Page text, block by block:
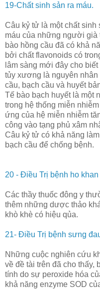
19-Chất sinh sản ra máu.
Câu kỷ tử là một chất sinh
máu của những người già
bào hồng cầu đã có khả
bởi chất flavonoids có
lâm sàng mới đây cho
tủy xương là nguyên
cầu, bạch cầu và huyết
Tế bào bạch huyết là một
trong hệ thống miễn
ứng của hệ miễn nhiễm
công vào tạng phủ xâm
Câu kỷ tử có khả năng
bạch cầu để chống bệnh.
20 - Điều Trị bệnh ho khan
Các thầy thuốc đông y
thêm những dược thảo
khò khè có hiệu qủa.
21- Điều Trị bệnh sưng
Những cuộc nghiên cứu
về đề tài trên đã cho thấy,
tính do sự peroxide hóa
khả năng enzyme SOD